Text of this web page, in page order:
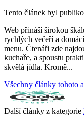
Tento článek byl
Web přináší širokou
rychlých večeří a
menu. Čtenáři zde
kuchaře, a spoustu
skvělá jídla. Kromě...
Všechny články tohoto
Další články z kategorie